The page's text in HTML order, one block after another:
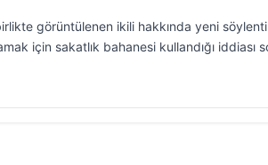
görüntülenen ikili hakkında yeni
için sakatlık bahanesi kullandığı iddiası